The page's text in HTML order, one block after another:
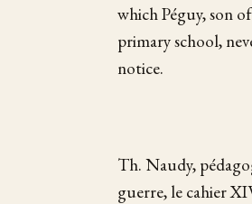
which Péguy, son
primary school,
notice.
Th. Naudy,
guerre, le cahier